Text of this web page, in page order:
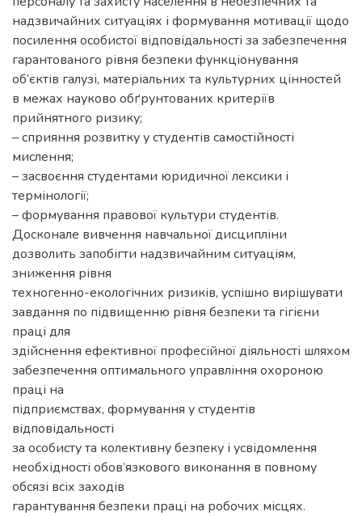
надзвичайних ситуаціях і формування мотивації щодо
посилення особистої відповідальності за забезпечення
гарантованого рівня безпеки функціонування
об’єктів галузі, матеріальних та культурних цінностей
в межах науково обґрунтованих критеріїв
прийнятного ризику;
– сприяння розвитку у студентів самостійності
мислення;
– засвоєння студентами юридичної лексики і
термінології;
– формування правової культури студентів.
Досконале вивчення навчальної дисципліни
дозволить запобігти надзвичайним ситуаціям,
зниження рівня
техногенно-екологічних ризиків, успішно вирішувати
завдання по підвищенню рівня безпеки та гігієни
праці для
здійснення ефективної професійної діяльності шляхом
забезпечення оптимального управління охороною
праці на
підприємствах, формування у студентів
відповідальності
за особисту та колективну безпеку і усвідомлення
необхідності обов’язкового виконання в повному
обсязі всіх заходів
гарантування безпеки праці на робочих місцях.